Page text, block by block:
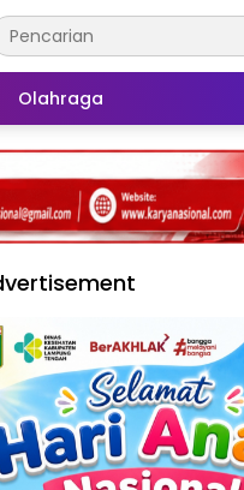
Olahraga